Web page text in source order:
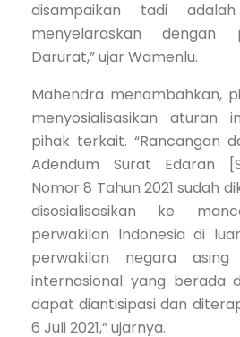
disampaikan tadi
menyelaraskan dengan
Darurat,” ujar Wamenlu.
Mahendra menambahkan,
menyosialisasikan aturan
pihak terkait. “Rancangan
Adendum Surat Edaran
Nomor 8 Tahun 2021 sudah
disosialisasikan ke
perwakilan Indonesia di
perwakilan negara asing
internasional yang berada
dapat diantisipasi dan
6 Juli 2021,” ujarnya.